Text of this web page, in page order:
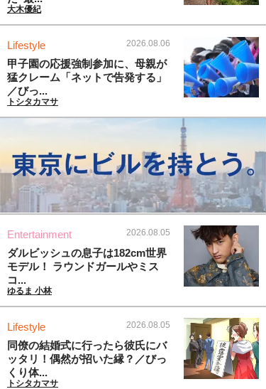
大木優紀
Lifestyle 2026.08.06
甲子園の応援強制参加に、母親が
猛クレーム「ネットで告発する」
／びっ...
トシタカマサ
Entertainment 2026.08.05
ダルビッシュの息子は182cm世界
モデル！ ラウンドガールやミス
コ...
ゆるま 小林
Lifestyle 2026.08.05
同僚の結婚式に行ったら彼氏にバ
ッタリ！偶然が招いた縁？／びっ
くり体...
トシタカマサ